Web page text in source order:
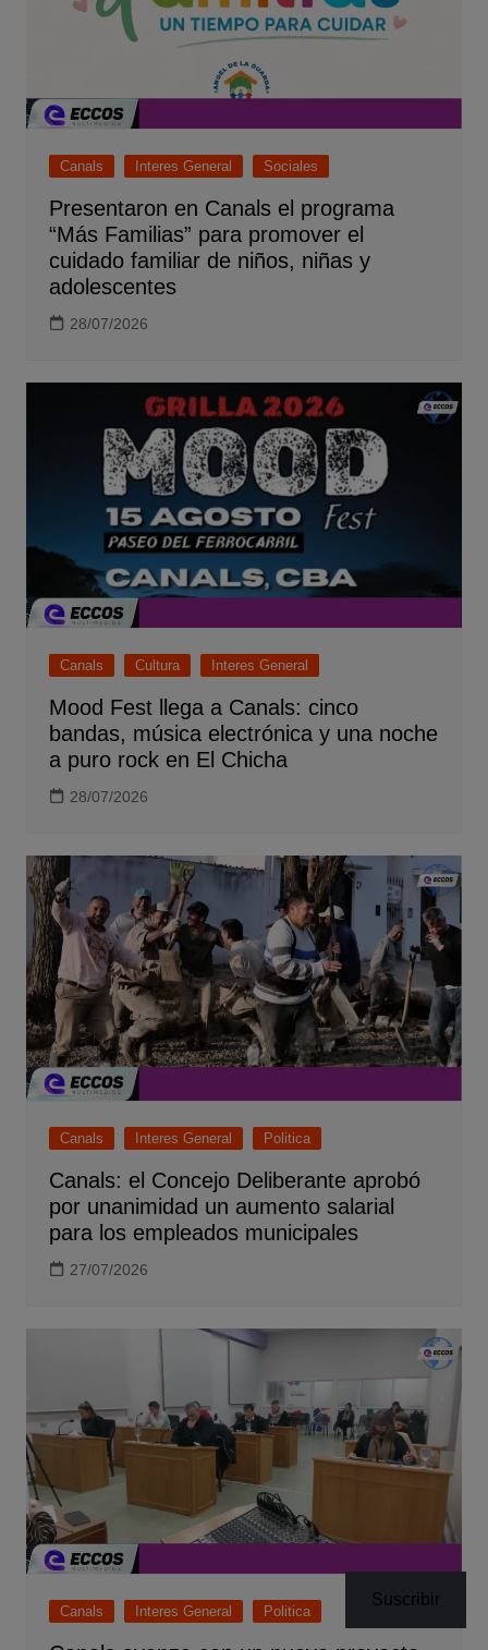
Canals Interes General Sociales
Presentaron en Canals el programa
“Más Familias” para promover el
cuidado familiar de niños, niñas y
adolescentes
28/07/2026
Canals Cultura Interes General
Mood Fest llega a Canals: cinco
bandas, música electrónica y una noche
a puro rock en El Chicha
28/07/2026
Canals Interes General Politica
Canals: el Concejo Deliberante aprobó
por unanimidad un aumento salarial
para los empleados municipales
27/07/2026
Canals Interes General Politica
Suscribir